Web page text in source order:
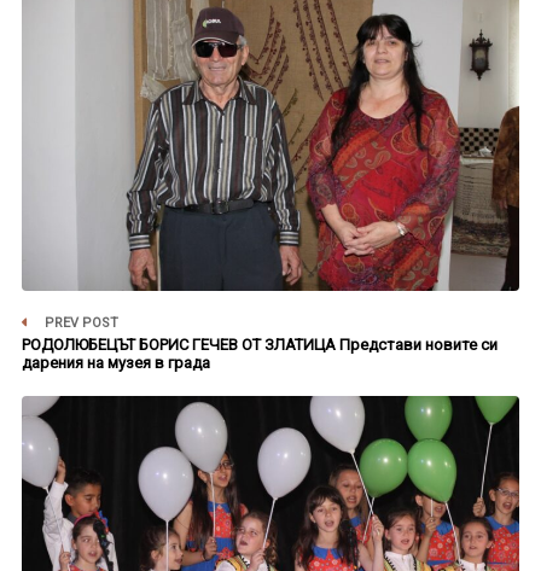
PREV POST
РОДОЛЮБЕЦЪТ БОРИС ГЕЧЕВ ОТ ЗЛАТИЦА Представи новите си
дарения на музея в града